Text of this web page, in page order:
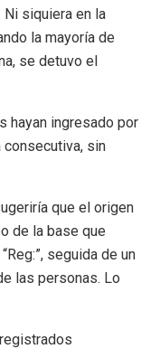
Ni siquiera en la
la mayoría de
se detuvo el
hayan ingresado por
sin
que el origen
de la base que
seguida de un
las personas. Lo